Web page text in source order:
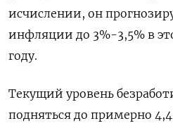
исчислении, он
инфляции до 3%-3,5% в
году.
Текущий уровень
подняться до примерно